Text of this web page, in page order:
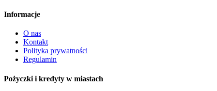
Informacje
O nas
Kontakt
Polityka prywatności
Regulamin
Pożyczki i kredyty w miastach